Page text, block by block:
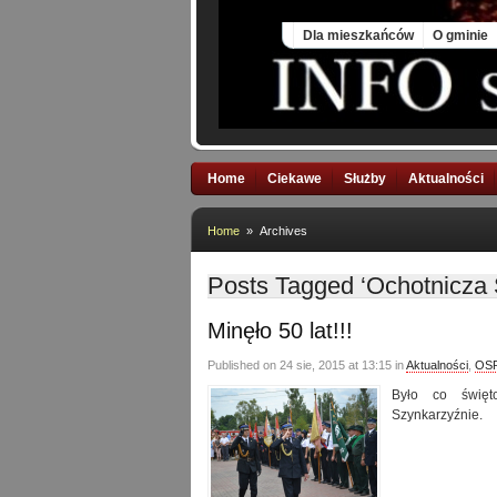
Dla mieszkańców O gminie
Home Ciekawe Służby Aktualności
Home » Archives
Posts Tagged
Minęło 50 lat!!!
Published on 24 sie, 2015 at 13:15 inAktualności
Było co
Szynkarzyźnie.